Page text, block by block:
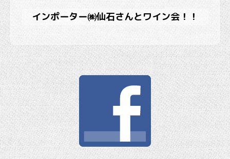
インポーター㈱仙石さんとワイン会！！